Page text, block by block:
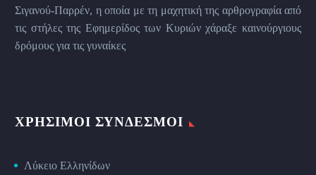
Σιγανού-Παρρέν, η οποία με τη μαχητική της αρθρογραφία από
τις στήλες της Εφημερίδος των Kυριών χάραξε καινούργιους
δρόμους για τις γυναίκες
ΧΡΉΣΙΜΟΙ ΣΎΝΔΕΣΜΟΙ
Λύκειο Ελληνίδων